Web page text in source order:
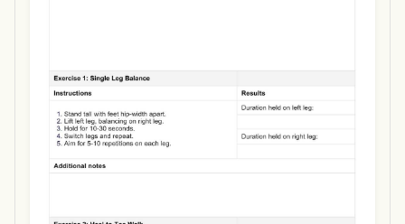
Use Template